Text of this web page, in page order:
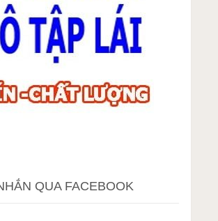
QUA FACEBOOK